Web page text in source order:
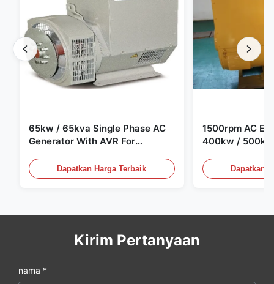
65kw / 65kva Single Phase AC
Generator With AVR For
Dapatkan Harga Terbaik
1500rpm AC
400kw /
Dapatkan
Kirim Pertanyaan
nama *